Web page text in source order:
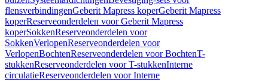
flensverbindingenGeberit Mapress koperGeberit Mapress
koperReserveonderdelen voor Geberit Mapress
koperSokkenReserveonderdelen voor
SokkenVerlopenReserveonderdelen voor
VerlopenBochtenReserveonderdelen voor BochtenT-
stukkenReserveonderdelen voor T-stukkenInterne
circulatieReserveonderdelen voor Interne